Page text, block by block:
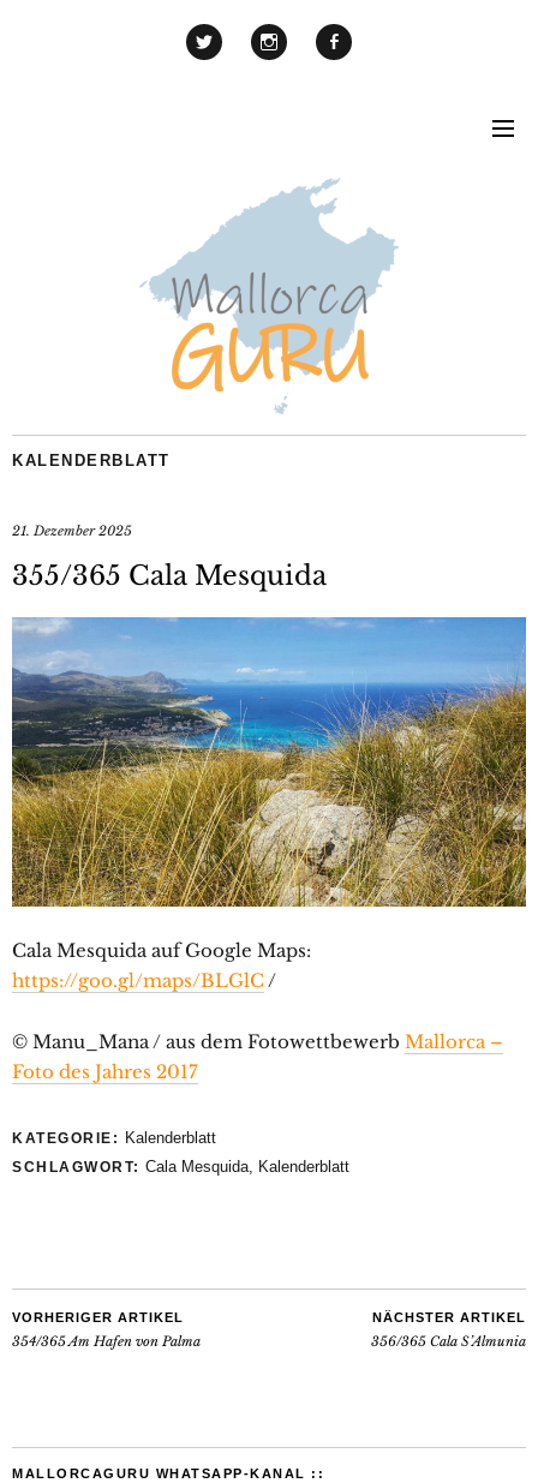
KALENDERBLATT
21. Dezember 2025
355/365 Cala Mesquida
Cala Mesquida auf Google Maps:
https://goo.gl/maps/BLGlC /
© Manu_Mana / aus dem Fotowettbewerb Mallorca –
Foto des Jahres 2017
KATEGORIE: Kalenderblatt
SCHLAGWORT: Cala Mesquida Kalenderblatt
VORHERIGER ARTIKEL
354/365 Am Hafen von Palma
NÄCHSTER ARTIKEL
356/365 Cala S’Almunia
MALLORCAGURU WHATSAPP-KANAL ::